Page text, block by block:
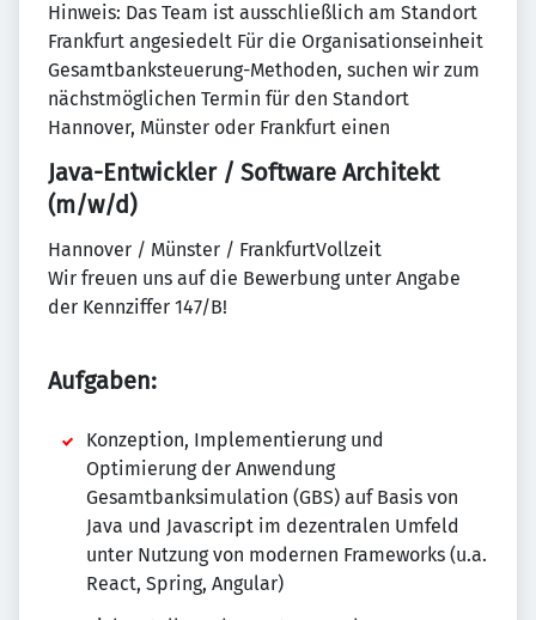
Hinweis: Das Team ist ausschließlich am Standort
Frankfurt angesiedelt Für die Organisationseinheit
Gesamtbanksteuerung-Methoden, suchen wir zum
nächstmöglichen Termin für den Standort
Hannover, Münster oder Frankfurt einen
Java-Entwickler / Software Architekt
(m/w/d)
Hannover / Münster / FrankfurtVollzeit
Wir freuen uns auf die Bewerbung unter Angabe
der Kennziffer 147/B!
Aufgaben:
Konzeption, Implementierung und
Optimierung der Anwendung
Gesamtbanksimulation (GBS) auf Basis von
Java und Javascript im dezentralen Umfeld
unter Nutzung von modernen Frameworks (u.a.
React, Spring, Angular)